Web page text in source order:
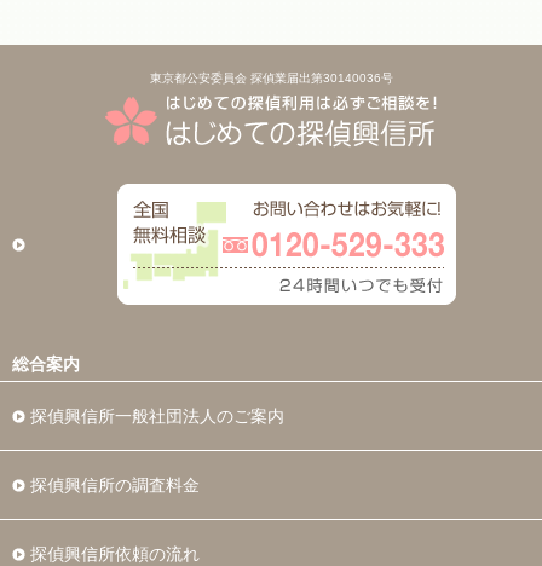
東京都公安委員会 探偵業届出第30140036号
総合案内
探偵興信所一般社団法人のご案内
探偵興信所の調査料金
探偵興信所依頼の流れ